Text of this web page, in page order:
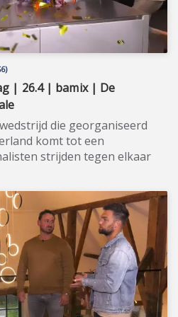
| 26.4 | bamix | De
die georganiseerd
komt tot een
strijden tegen elkaar
lifestyle-
een breed spectrum
de revue
andere aan items over
en wonen. De presentatie
op zondagmiddag
van de nog altijd populaire
Romy Koldenhof en
de hele aflevering bekijken